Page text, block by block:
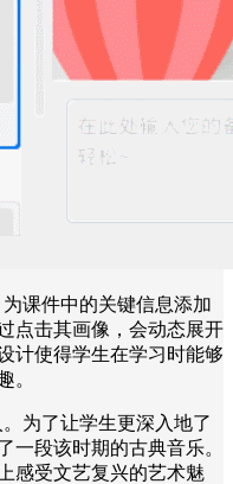
课件中的关键信息添加
点击其画像，会动态展开
计使得学生在学习时能够
。
为了让学生更深入地了
一段该时期的古典音乐。
感受文艺复兴的艺术魅